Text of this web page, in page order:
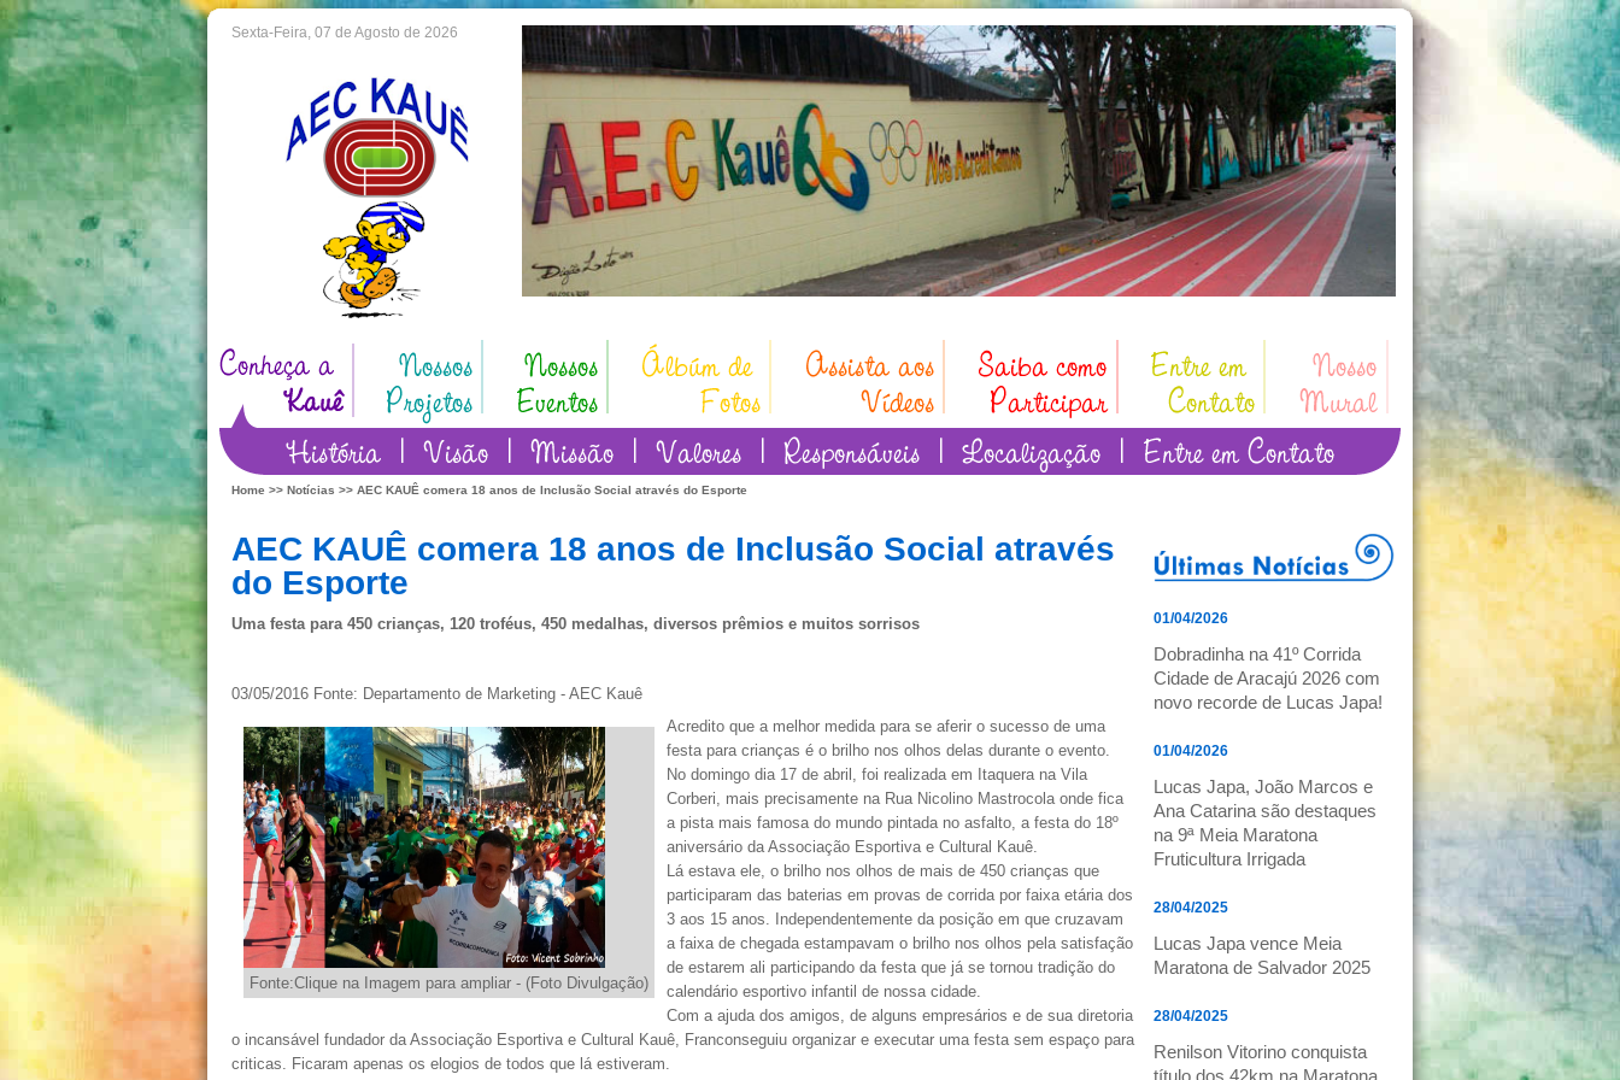
Sexta-Feira, 07 de Agosto de 2026
Home >> Notícias >> AEC KAUÊ comera 18 anos de Inclusão Social através do Esporte
AEC KAUÊ comera 18 anos de Inclusão Social através
do Esporte
Uma festa para 450 crianças, 120 troféus, 450 medalhas, diversos prêmios e muitos sorrisos
03/05/2016 Fonte: Departamento de Marketing - AEC Kauê
Fonte:Clique na Imagem para ampliar - (Foto Divulgação)
Acredito que a melhor medida para se aferir o sucesso de uma
festa para crianças é o brilho nos olhos delas durante o evento.
No domingo dia 17 de abril, foi realizada em Itaquera na Vila
Corberi, mais precisamente na Rua Nicolino Mastrocola onde fica
a pista mais famosa do mundo pintada no asfalto, a festa do 18º
aniversário da Associação Esportiva e Cultural Kauê.
Lá estava ele, o brilho nos olhos de mais de 450 crianças que
participaram das baterias em provas de corrida por faixa etária dos
3 aos 15 anos. Independentemente da posição em que cruzavam
a faixa de chegada estampavam o brilho nos olhos pela satisfação
de estarem ali participando da festa que já se tornou tradição do
calendário esportivo infantil de nossa cidade.
Com a ajuda dos amigos, de alguns empresários e de sua diretoria
o incansável fundador da Associação Esportiva e Cultural Kauê, Franconseguiu organizar e executar uma festa sem espaço para
criticas. Ficaram apenas os elogios de todos que lá estiveram.
01/04/2026
Dobradinha na 41º Corrida
Cidade de Aracajú 2026 com
novo recorde de Lucas Japa!
01/04/2026
Lucas Japa, João Marcos e
Ana Catarina são destaques
na 9ª Meia Maratona
Fruticultura Irrigada
28/04/2025
Lucas Japa vence Meia
Maratona de Salvador 2025
28/04/2025
Renilson Vitorino conquista